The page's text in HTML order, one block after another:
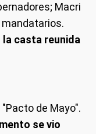
Macri
la casta reunida
de Mayo".
se vio